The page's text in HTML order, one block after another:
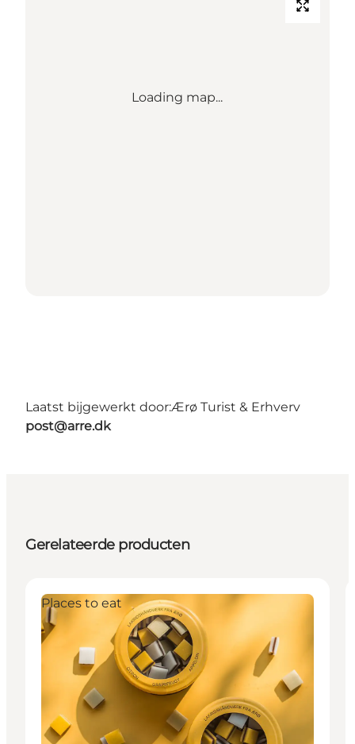
Loading map...
Laatst bijgewerkt door:Ærø Turist & Erhverv
post@arre.dk
Gerelateerde producten
Places to eat